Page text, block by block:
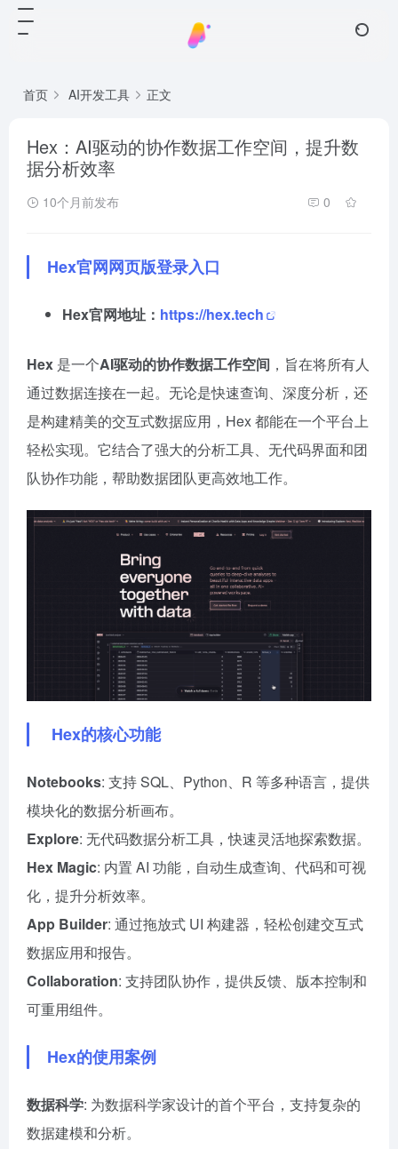
首页 AI开发工具 正文
Hex：AI驱动的协作数据工作空间，提升数
据分析效率
10个月前发布 0
Hex官网网页版登录入口
Hex官网地址： https://hex.tech
Hex 是一个AI驱动的协作数据工作空间 ，旨在将所有人
通过数据连接在一起。无论是快速查询、深度分析，还
是构建精美的交互式数据应用，Hex 都能在一个平台上
轻松实现。它结合了强大的分析工具、无代码界面和团
队协作功能，帮助数据团队更高效地工作。
Hex的核心功能
Notebooks: 支持 SQL、Python、R 等多种语言，提供
模块化的数据分析画布。
Explore: 无代码数据分析工具，快速灵活地探索数据。
Hex Magic: 内置 AI 功能，自动生成查询、代码和可视
化，提升分析效率。
App Builder: 通过拖放式 UI 构建器，轻松创建交互式
数据应用和报告。
Collaboration: 支持团队协作，提供反馈、版本控制和
可重用组件。
Hex的使用案例
数据科学: 为数据科学家设计的首个平台，支持复杂的
数据建模和分析。